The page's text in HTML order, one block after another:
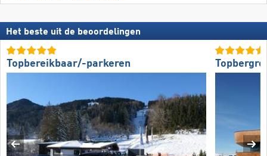
Het beste uit de beoordelingen
Topbereikbaar/-parkeren